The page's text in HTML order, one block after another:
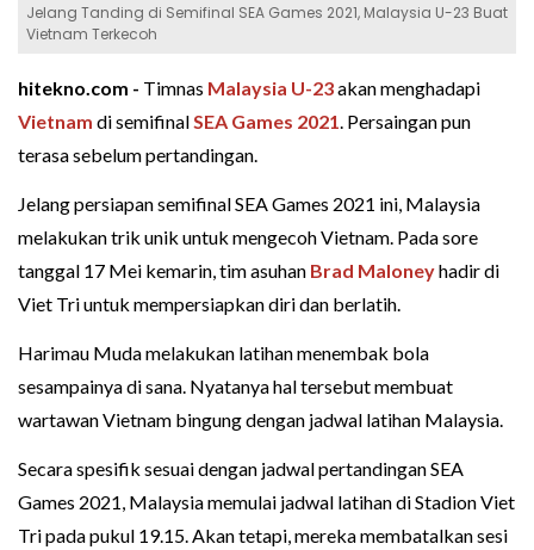
Jelang Tanding di Semifinal SEA Games 2021, Malaysia U-23 Buat
Vietnam Terkecoh
hitekno.com - Timnas Malaysia U-23akan menghadapi
Vietnam di semifinalSEA Games 2021. Persaingan pun
terasa sebelum pertandingan.
Jelang persiapan semifinal SEA Games 2021 ini, Malaysia
melakukan trik unik untuk mengecoh Vietnam. Pada sore
tanggal 17 Mei kemarin, tim asuhan Brad Maloneyhadir di
Viet Tri untuk mempersiapkan diri dan berlatih.
Harimau Muda melakukan latihan menembak bola
sesampainya di sana. Nyatanya hal tersebut membuat
wartawan Vietnam bingung dengan jadwal latihan Malaysia.
Secara spesifik sesuai dengan jadwal pertandingan SEA
Games 2021, Malaysia memulai jadwal latihan di Stadion Viet
Tri pada pukul 19.15. Akan tetapi, mereka membatalkan sesi